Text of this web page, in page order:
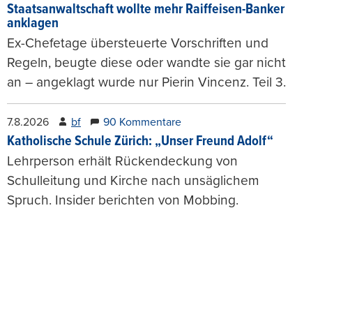
Staatsanwaltschaft wollte mehr Raiffeisen-Banker
anklagen
Ex-Chefetage übersteuerte Vorschriften und
Regeln, beugte diese oder wandte sie gar nicht
an – angeklagt wurde nur Pierin Vincenz. Teil 3.
7.8.2026 bf 90 Kommentare
Katholische Schule Zürich: „Unser Freund Adolf“
Lehrperson erhält Rückendeckung von
Schulleitung und Kirche nach unsäglichem
Spruch. Insider berichten von Mobbing.